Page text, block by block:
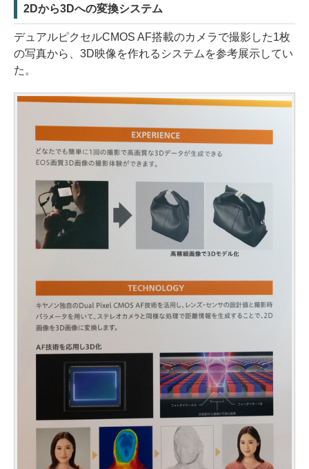
2Dから3Dへの変換システム
デュアルピクセルCMOS AF搭載のカメラで撮影した1枚
の写真から、3D映像を作れるシステムを参考展示してい
た。